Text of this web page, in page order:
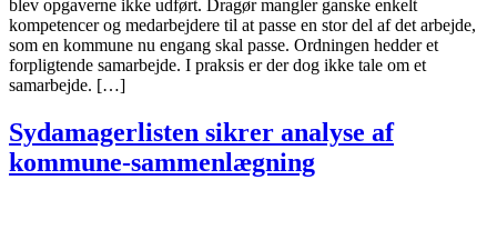
blev opgaverne ikke udført. Dragør mangler ganske enkelt
kompetencer og medarbejdere til at passe en stor del af det arbejde,
som en kommune nu engang skal passe. Ordningen hedder et
forpligtende samarbejde. I praksis er der dog ikke tale om et
samarbejde. […]
Sydamagerlisten sikrer analyse af
kommune-sammenlægning